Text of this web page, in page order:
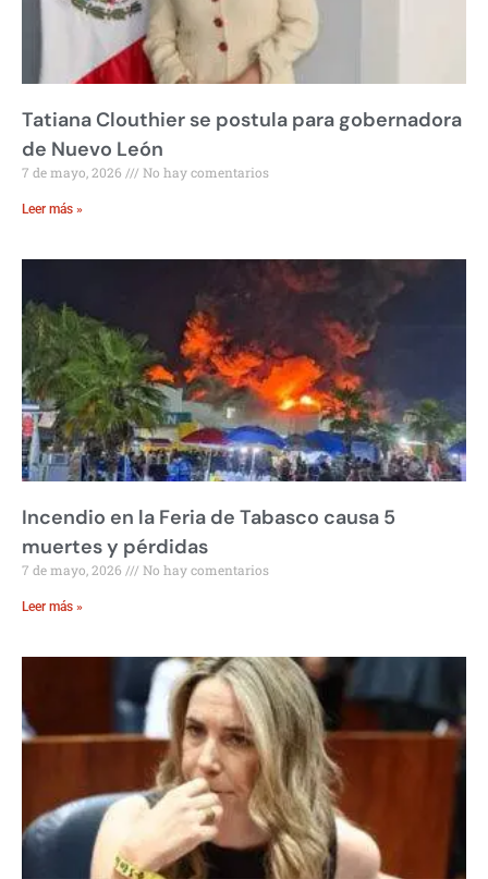
Tatiana Clouthier se postula para gobernadora
de Nuevo León
7 de mayo, 2026 No hay comentarios
Leer más »
Incendio en la Feria de Tabasco causa 5
muertes y pérdidas
7 de mayo, 2026 No hay comentarios
Leer más »